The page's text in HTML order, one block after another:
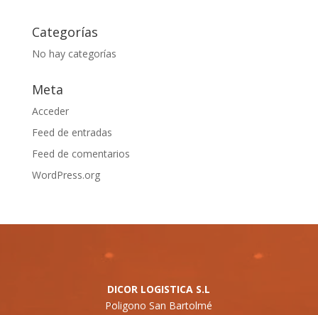
Categorías
No hay categorías
Meta
Acceder
Feed de entradas
Feed de comentarios
WordPress.org
DICOR LOGISTICA S.L
Poligono San Bartolmé